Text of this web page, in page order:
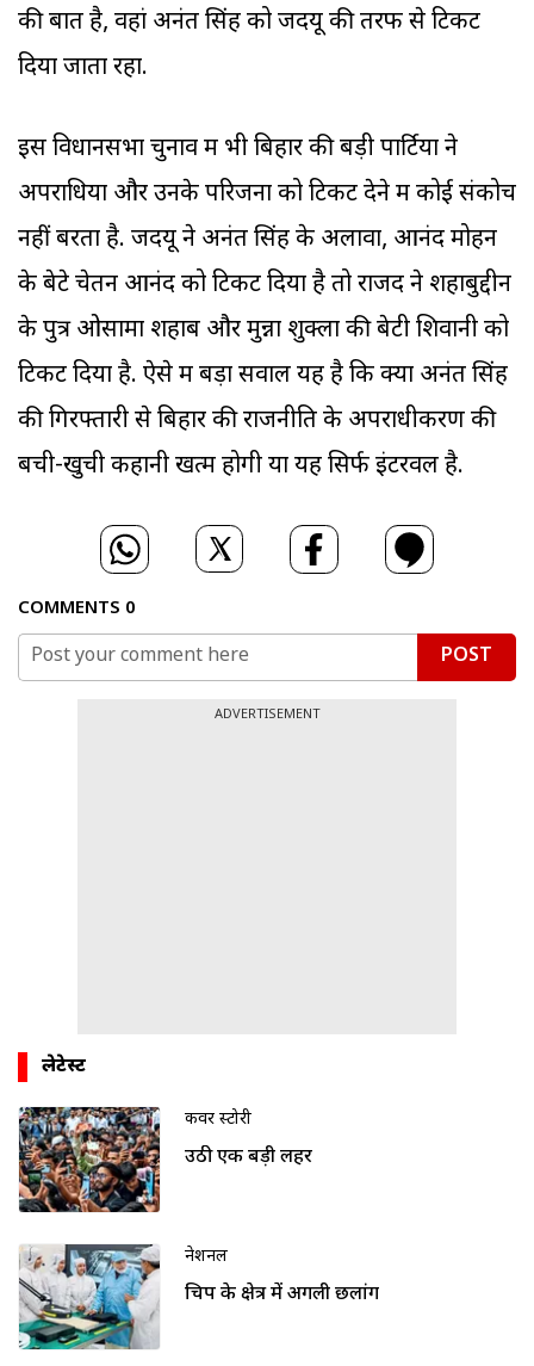
की बात है, वहां अनंत सिंह को जदयू की तरफ से टिकट
दिया जाता रहा.
इस विधानसभा चुनाव में भी बिहार की बड़ी पार्टियों ने
अपराधियों और उनके परिजनों को टिकट देने में कोई संकोच
नहीं बरता है. जदयू ने अनंत सिंह के अलावा, आनंद मोहन
के बेटे चेतन आनंद को टिकट दिया है तो राजद ने शहाबुद्दीन
के पुत्र ओसामा शहाब और मुन्ना शुक्ला की बेटी शिवानी को
टिकट दिया है. ऐसे में बड़ा सवाल यह है कि क्या अनंत सिंह
की गिरफ्तारी से बिहार की राजनीति के अपराधीकरण की
बची-खुची कहानी खत्म होगी या यह सिर्फ इंटरवल है.
COMMENTS 0
POST
ADVERTISEMENT
लेटेस्ट
कवर स्टोरी
उठी एक बड़ी लहर
नेशनल
चिप के क्षेत्र में अगली छलांग